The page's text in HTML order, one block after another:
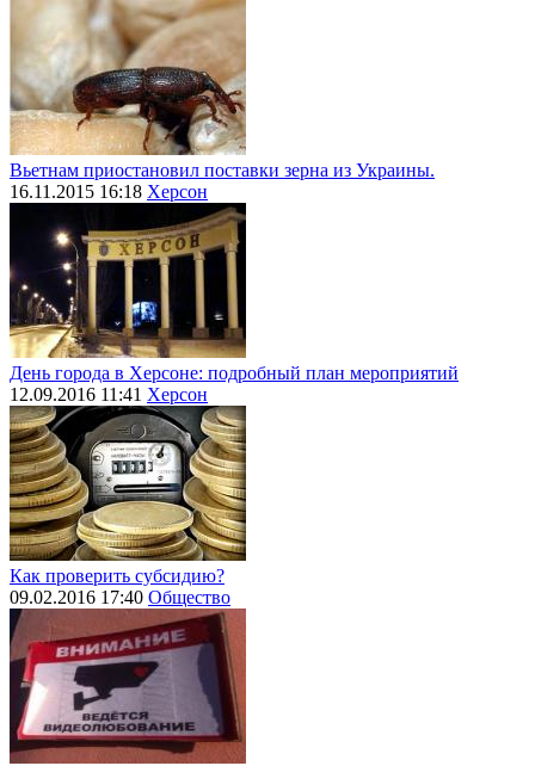
Вьетнам приостановил поставки зерна из Украины.
16.11.2015 16:18 Херсон
День города в Херсоне: подробный план мероприятий
12.09.2016 11:41 Херсон
Как проверить субсидию?
09.02.2016 17:40 Общество